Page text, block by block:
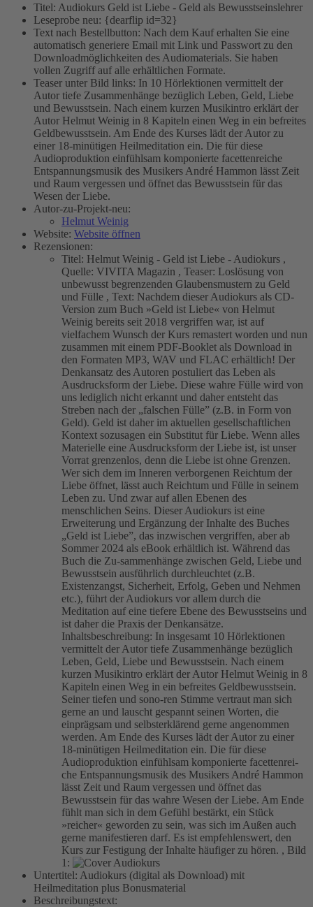
Titel: Audiokurs Geld ist Liebe - Geld als Bewusstseinslehrer
Leseprobe neu: {dearflip id=32}
Text nach Bestellbutton: Nach dem Kauf erhalten Sie eine
automatisch generiere Email mit Link und Passwort zu den
Downloadmöglichkeiten des Audiomaterials. Sie haben
vollen Zugriff auf alle erhältlichen Formate.
Teaser unter Bild links: In 10 Hörlektionen vermittelt der
Autor tiefe Zusammenhänge bezüglich Leben, Geld, Liebe
und Bewusstsein. Nach einem kurzen Musikintro erklärt der
Autor Helmut Weinig in 8 Kapiteln einen Weg in ein befreites
Geldbewusstsein. Am Ende des Kurses lädt der Autor zu
einer 18-minütigen Heilmeditation ein. Die für diese
Audioproduktion einfühlsam komponierte facettenreiche
Entspannungsmusik des Musikers André Hammon lässt Zeit
und Raum vergessen und öffnet das Bewusstsein für das
Wesen der Liebe.
Autor-zu-Projekt-neu:
Helmut Weinig
Website: Website öffnen
Rezensionen:
Titel: Helmut Weinig - Geld ist Liebe - Audiokurs ,
Quelle: VIVITA Magazin , Teaser: Loslösung von
unbewusst begrenzenden Glaubensmustern zu Geld
und Fülle , Text: Nachdem dieser Audiokurs als CD-
Version zum Buch »Geld ist Liebe« von Helmut
Weinig bereits seit 2018 vergriffen war, ist auf
vielfachem Wunsch der Kurs remastert worden und nun
zusammen mit einem PDF-Booklet als Download in
den Formaten MP3, WAV und FLAC erhältlich! Der
Denkansatz des Autoren postuliert das Leben als
Ausdrucksform der Liebe. Diese wahre Fülle wird von
uns lediglich nicht erkannt und daher entsteht das
Streben nach der „falschen Fülle” (z.B. in Form von
Geld). Geld ist daher im aktuellen gesellschaftlichen
Kontext sozusagen ein Substitut für Liebe. Wenn alles
Materielle eine Ausdrucksform der Liebe ist, ist unser
Vorrat grenzenlos, denn die Liebe ist ohne Grenzen.
Wer sich dem im Inneren verborgenen Reichtum der
Liebe öffnet, lässt auch Reichtum und Fülle in seinem
Leben zu. Und zwar auf allen Ebenen des
menschlichen Seins. Dieser Audiokurs ist eine
Erweiterung und Ergänzung der Inhalte des Buches
„Geld ist Liebe”, das inzwischen vergriffen, aber ab
Sommer 2024 als eBook erhältlich ist. Während das
Buch die Zu-sammenhänge zwischen Geld, Liebe und
Bewusstsein ausführlich durchleuchtet (z.B.
Existenzangst, Sicherheit, Erfolg, Geben und Nehmen
etc.), führt der Audiokurs vor allem durch die
Meditation auf eine tiefere Ebene des Bewusstseins und
ist daher die Praxis der Denkansätze.
Inhaltsbeschreibung: In insgesamt 10 Hörlektionen
vermittelt der Autor tiefe Zusammenhänge bezüglich
Leben, Geld, Liebe und Bewusstsein. Nach einem
kurzen Musikintro erklärt der Autor Helmut Weinig in 8
Kapiteln einen Weg in ein befreites Geldbewusstsein.
Seiner tiefen und sono-ren Stimme vertraut man sich
gerne an und lauscht gespannt seinen Worten, die
einprägsam und selbsterklärend gerne angenommen
werden. Am Ende des Kurses lädt der Autor zu einer
18-minütigen Heilmeditation ein. Die für diese
Audioproduktion einfühlsam komponierte facettenrei-
che Entspannungsmusik des Musikers André Hammon
lässt Zeit und Raum vergessen und öffnet das
Bewusstsein für das wahre Wesen der Liebe. Am Ende
fühlt man sich in dem Gefühl bestärkt, ein Stück
»reicher« geworden zu sein, was sich im Außen auch
gerne manifestieren darf. Es ist empfehlenswert, den
Kurs zur Festigung der Inhalte häufiger zu hören. , Bild
1:
Untertitel: Audiokurs (digital als Download) mit
Heilmeditation plus Bonusmaterial
Beschreibungstext: